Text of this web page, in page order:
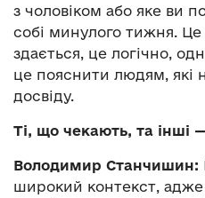
з чоловіком або яке ви
собі минулого тижня.
здається, це логічно,
це пояснити людям, які
досвіду.
Ті, що чекають, та інші
Володимир Станчишин:
широкий контекст,